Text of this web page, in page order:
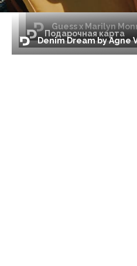
Denim Dream by Agne
Подарочная карта
Guess x Marilyn